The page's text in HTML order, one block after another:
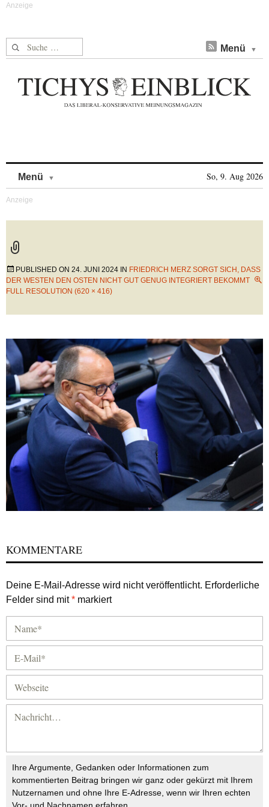
Suche nach: Menü
Menü So, 9. Aug 2026
PUBLISHED ON 24. JUNI 2024 IN FRIEDRICH MERZ SORGT SICH, DASS
DER WESTEN DEN OSTEN NICHT GUT GENUG INTEGRIERT BEKOMMT
FULL RESOLUTION (620 × 416)
KOMMENTARE
Deine E-Mail-Adresse wird nicht veröffentlicht. Erforderliche
Felder sind mit* markiert
Ihre Argumente, Gedanken oder Informationen zum
kommentierten Beitrag bringen wir ganz oder gekürzt mit Ihrem
Nutzernamen und ohne Ihre E-Adresse, wenn wir Ihren echten